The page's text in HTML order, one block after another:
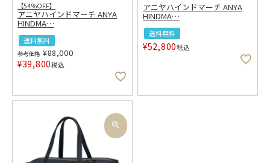
【54％OFF】
アニヤハインドマーチ ANYA
HINDMA…
送料無料
参考価格 ¥88,000
¥39,800税込
アニヤハインドマーチ ANYA
HINDMA…
送料無料
¥52,800税込